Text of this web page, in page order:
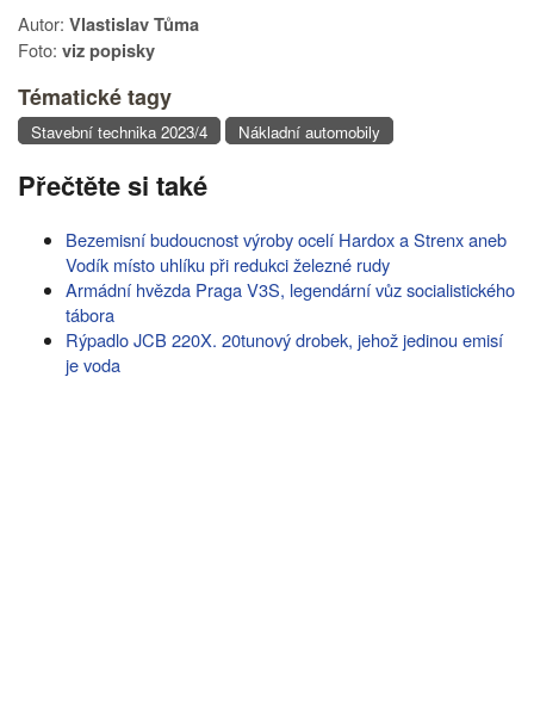
Autor: Vlastislav Tůma
Foto: viz popisky
Tématické tagy
Stavební technika 2023/4 Nákladní automobily
Přečtěte si také
Bezemisní budoucnost výroby ocelí Hardox a Strenx aneb
Vodík místo uhlíku při redukci železné rudy
Armádní hvězda Praga V3S, legendární vůz socialistického
tábora
Rýpadlo JCB 220X. 20tunový drobek, jehož jedinou emisí
je voda